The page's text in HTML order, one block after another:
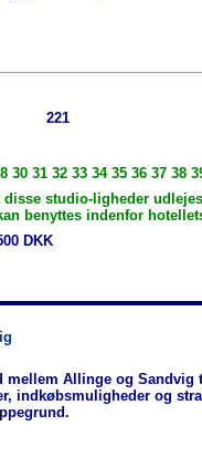
221
31 32 33 34 35 36 37 38
disse studio-ligheder
benyttes indenfor
DKK
mellem Allinge og Sandvig
indkøbsmuligheder og